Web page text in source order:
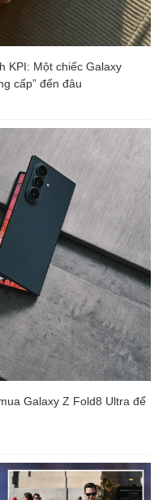
KPI: Một chiếc Galaxy
cấp” đến đâu
Galaxy Z Fold8 Ultra để